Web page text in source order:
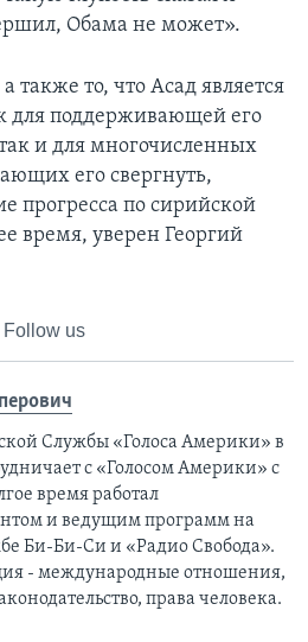
Обама не может».
также то, что Асад является
для поддерживающей его
и для многочисленных
его свергнуть,
прогресса по сирийской
время, уверен Георгий
Follow us
Службы «Голоса Америки» в
с «Голосом Америки» с
время работал
и ведущим программ на
Би-Би-Си и «Радио Свобода».
- международные отношения,
права человека.